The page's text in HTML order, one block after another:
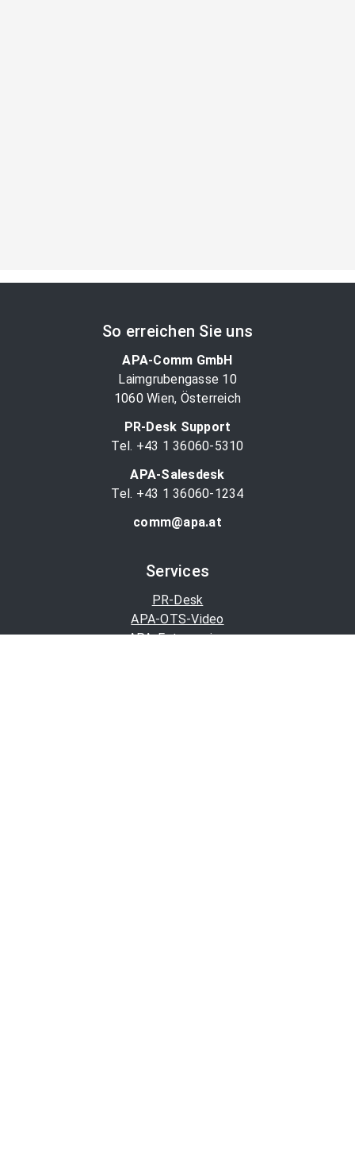
So erreichen Sie uns
APA-Comm GmbH
Laimgrubengasse 10
1060 Wien, Österreich
PR-Desk Support
Tel. +43 1 36060-5310
APA-Salesdesk
Tel. +43 1 36060-1234
comm@apa.at
Services
PR-Desk
APA-OTS-Video
APA-Fotoservice